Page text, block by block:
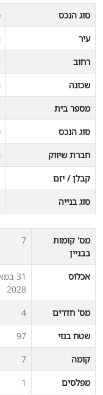
סוג הנכס
עיר
רחוב
שכונה
מספר בית
סוג הנכס
חברת שיווק
קבלן / יזם
סוג בנייה
מס' קומות
בבניין
7
אכלוס
31
2028
מס' חדרים
4
שטח בנוי
97
קומה
7
מפלסים
1